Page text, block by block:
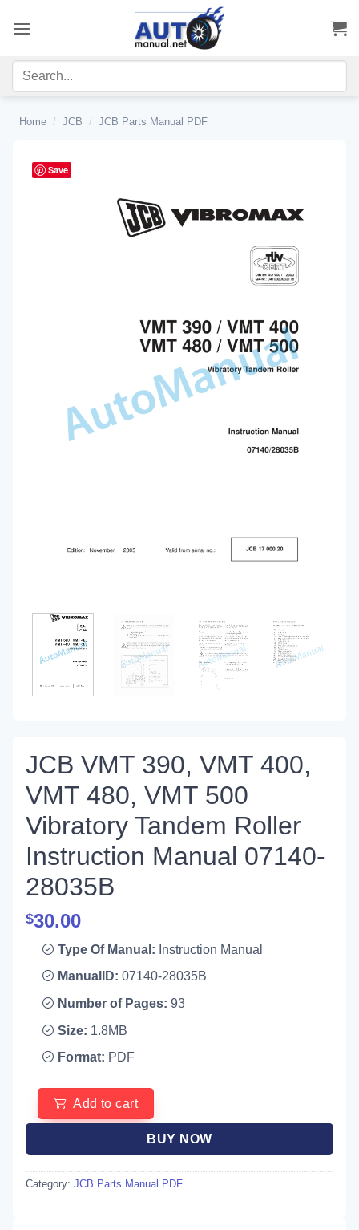
Home / JCB / JCB Parts Manual PDF
Save
JCB VMT 390, VMT 400,
VMT 480, VMT 500
Vibratory Tandem Roller
Instruction Manual 07140-
28035B
$30.00
Type Of Manual: Instruction Manual
ManualID: 07140-28035B
Number of Pages: 93
Size: 1.8MB
Format: PDF
Add to cart
BUY NOW
Category: JCB Parts Manual PDF